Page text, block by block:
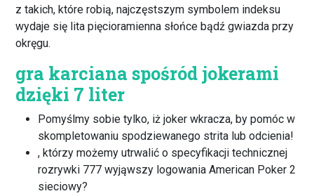
z takich, które robią, najczęstszym symbolem indeksu
wydaje się lita pięcioramienna słońce bądź gwiazda przy
okręgu.
gra karciana spośród jokerami
dzięki 7 liter
Pomyślmy sobie tylko, iż joker wkracza, by pomóc w
skompletowaniu spodziewanego strita lub odcienia!
, którzy możemy utrwalić o specyfikacji technicznej
rozrywki 777 wyjąwszy logowania American Poker 2
sieciowy?